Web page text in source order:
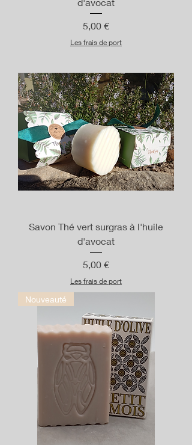
d'avocat
Prix
5,00 €
Les frais de port
Savon Thé vert surgras à l'huile
d'avocat
Prix
5,00 €
Les frais de port
Nouveauté